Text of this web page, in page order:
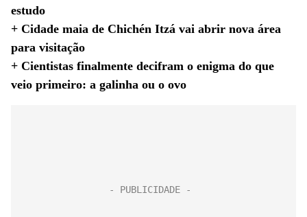
estudo
+ Cidade maia de Chichén Itzá vai abrir nova área
para visitação
+ Cientistas finalmente decifram o enigma do que
veio primeiro: a galinha ou o ovo